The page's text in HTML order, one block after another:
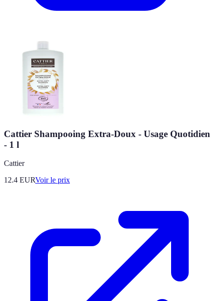
Cattier Shampooing Extra-Doux - Usage Quotidien
- 1 l
Cattier
12.4 EURVoir le prix